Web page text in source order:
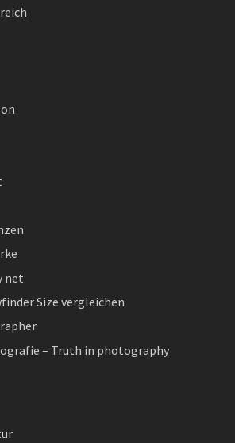
net
Size vergleichen
– Truth in photography